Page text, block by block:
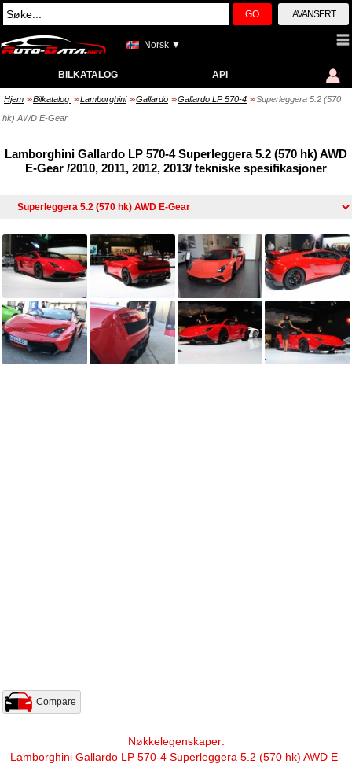
GO AVANSERT
Norsk ▼
BILKATALOG API
Hjem >> Bilkatalog >> Lamborghini >> Gallardo >> Gallardo LP 570-4 >> Superleggera 5.2 (570
hk) AWD E-Gear
Lamborghini Gallardo LP 570-4 Superleggera 5.2 (570 hk) AWD
E-Gear /2010, 2011, 2012, 2013/ tekniske spesifikasjoner
Compare
Nøkkelegenskaper:
Lamborghini Gallardo LP 570-4 Superleggera 5.2 (570 hk) AWD E-